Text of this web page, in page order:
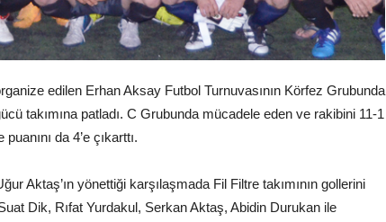
edilen Erhan Aksay Futbol Turnuvasının Körfez Grubunda
takımına patladı. C Grubunda mücadele eden ve rakibini 11-1
da 4’e çıkarttı.
Aktaş’ın yönettiği karşılaşmada Fil Filtre takımının gollerini
Dik, Rıfat Yurdakul, Serkan Aktaş, Abidin Durukan ile